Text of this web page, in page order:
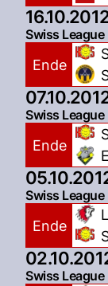
Swiss
Ende
Swiss
Ende
Swiss
Ende
Swiss